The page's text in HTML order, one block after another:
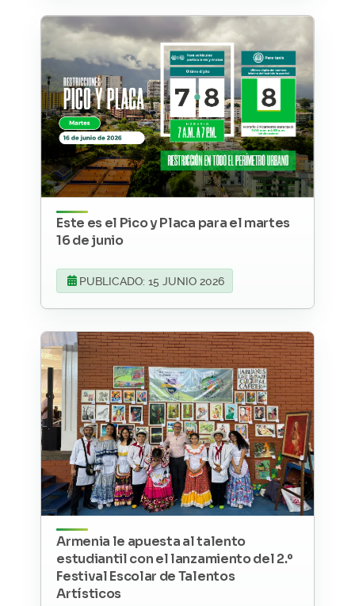
Este es el Pico y Placa para el martes
16 de junio
PUBLICADO: 15 JUNIO 2026
Armenia le apuesta al talento
estudiantil con el lanzamiento del 2.º
Festival Escolar de Talentos
Artísticos